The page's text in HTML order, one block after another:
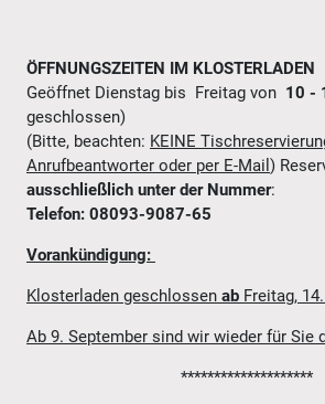
ÖFFNUNGSZEITEN IM KLOSTERLADEN
Geöffnet Dienstag bis Freitag von 10 -
geschlossen)
(Bitte, beachten: KEINE
Anrufbeantworter oder per E-Mail )
ausschließlich unter der Nummer:
Telefon: 08093-9087-65
Vorankündigung:
Klosterladen geschlossen ab Freitag,
Ab 9. September sind wir wieder für Sie
********************